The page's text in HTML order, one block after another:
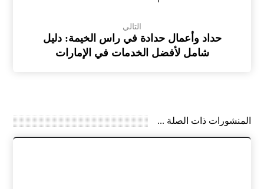
التالي
حداد وأعمال حدادة في راس الخيمة: دليل
شامل لأفضل الخدمات في الإمارات
المنشورات ذات الصلة ...